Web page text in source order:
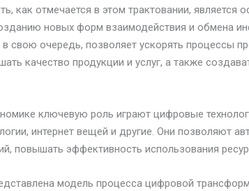
как отмечается в этом трактовании,
новых форм взаимодействия и обмена
свою очередь, позволяет ускорять процессы
качество продукции и услуг, а также
ключевую роль играют цифровые
интернет вещей и другие. Они позволяют
повышать эффективность использования
модель процесса цифровой